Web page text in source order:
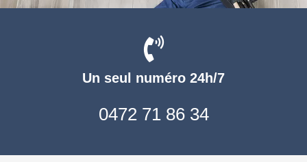
Un seul numéro 24h/7
0472 71 86 34